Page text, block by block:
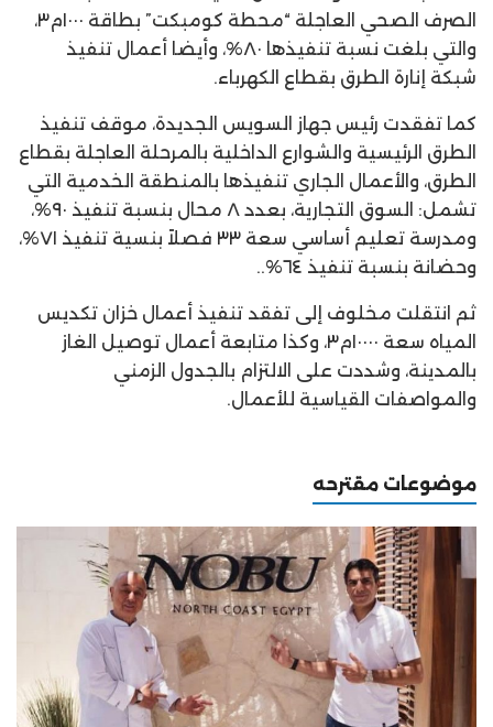
الصرف الصحي العاجلة “محطة كومبكت” بطاقة ١٠٠٠م٣،
والتي بلغت نسبة تنفيذها ٨٠%، وأيضا أعمال تنفيذ
شبكة إنارة الطرق بقطاع الكهرباء.
كما تفقدت رئيس جهاز السويس الجديدة، موقف تنفيذ
الطرق الرئيسية والشوارع الداخلية بالمرحلة العاجلة بقطاع
الطرق، والأعمال الجاري تنفيذها بالمنطقة الخدمية التي
تشمل: السوق التجارية، بعدد ٨ محال بنسبة تنفيذ ٩٠%،
ومدرسة تعليم أساسي سعة ٣٣ فصلاً بنسية تنفيذ ٧١%،
وحضانة بنسبة تنفيذ ٦٤%..
ثم انتقلت مخلوف إلى تفقد تنفيذ أعمال خزان تكديس
المياه سعة ١٠٠٠٠م٣، وكذا متابعة أعمال توصيل الغاز
بالمدينة، وشددت على الالتزام بالجدول الزمني
والمواصفات القياسية للأعمال.
موضوعات مقترحه